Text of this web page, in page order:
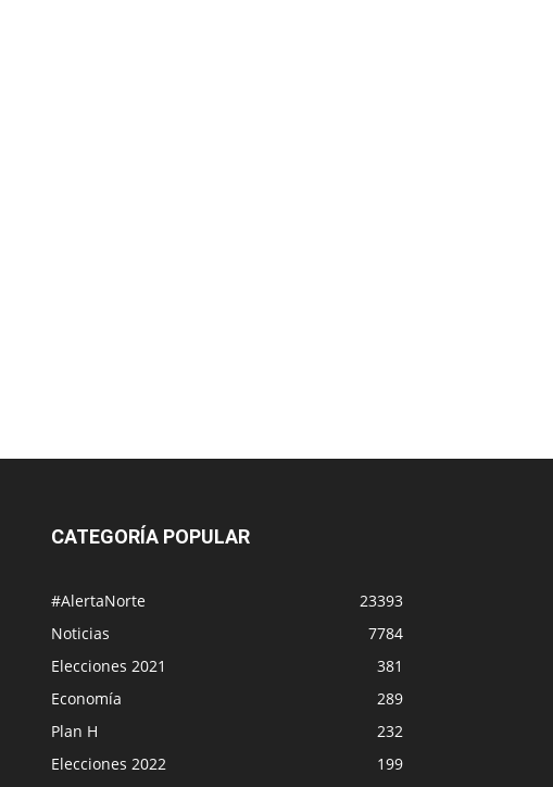
CATEGORÍA POPULAR
#AlertaNorte
23393
Noticias
7784
Elecciones 2021
381
Economía
289
Plan H
232
Elecciones 2022
199